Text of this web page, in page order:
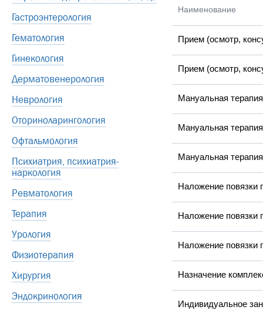
Наименование
Прием (осмотр,
Прием (осмотр,
Мануальная
Мануальная
Мануальная
Наложение повязки
Наложение повязки
Наложение повязки
Назначение
Индивидуальное
Гастроэнтерология
Гематология
Гинекология
Дерматовенерология
Неврология
Оториноларингология
Офтальмология
Психиатрия, психиатрия-
наркология
Ревматология
Терапия
Урология
Физиотерапия
Хирургия
Эндокринология